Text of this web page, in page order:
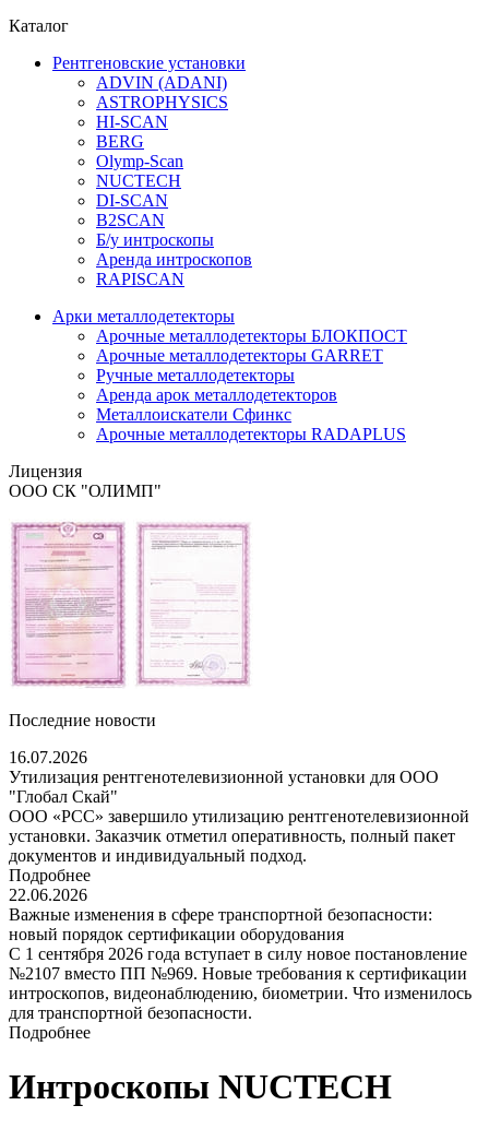
Каталог
Рентгеновские установки
ADVIN (ADANI)
ASTROPHYSICS
HI-SCAN
BERG
Olymp-Scan
NUCTECH
DI-SCAN
B2SCAN
Б/у интроскопы
Аренда интроскопов
RAPISCAN
Арки металлодетекторы
Арочные металлодетекторы БЛОКПОСТ
Арочные металлодетекторы GARRET
Ручные металлодетекторы
Аренда арок металлодетекторов
Металлоискатели Сфинкс
Арочные металлодетекторы RADAPLUS
Лицензия
ООО СК "ОЛИМП"
Последние новости
16.07.2026
Утилизация рентгенотелевизионной установки для ООО
"Глобал Скай"
ООО «РСС» завершило утилизацию рентгенотелевизионной
установки. Заказчик отметил оперативность, полный пакет
документов и индивидуальный подход.
Подробнее
22.06.2026
Важные изменения в сфере транспортной безопасности:
новый порядок сертификации оборудования
С 1 сентября 2026 года вступает в силу новое постановление
№2107 вместо ПП №969. Новые требования к сертификации
интроскопов, видеонаблюдению, биометрии. Что изменилось
для транспортной безопасности.
Подробнее
Интроскопы NUCTECH